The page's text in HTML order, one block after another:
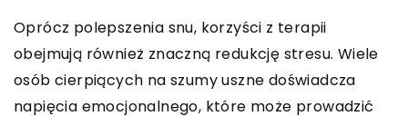
Oprócz polepszenia snu, korzyści z terapii
obejmują również znaczną redukcję stresu. Wiele
osób cierpiących na szumy uszne doświadcza
napięcia emocjonalnego, które może prowadzić